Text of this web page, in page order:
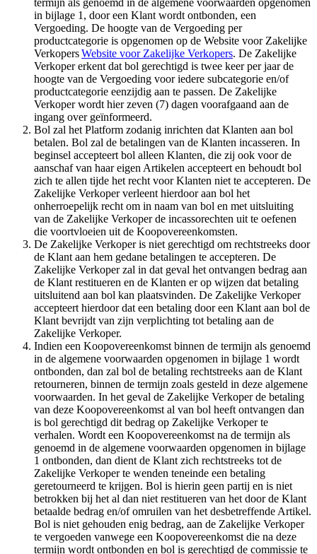
in bijlage 1, door een Klant wordt ontbonden, een
Vergoeding. De hoogte van de Vergoeding per
productcategorie is opgenomen op de Website voor Zakelijke
VerkopersWebsite voor Zakelijke Verkopers. De Zakelijke
Verkoper erkent dat bol gerechtigd is twee keer per jaar de
hoogte van de Vergoeding voor iedere subcategorie en/of
productcategorie eenzijdig aan te passen. De Zakelijke
Verkoper wordt hier zeven (7) dagen voorafgaand aan de
ingang over geïnformeerd.
Bol zal het Platform zodanig inrichten dat Klanten aan bol
betalen. Bol zal de betalingen van de Klanten incasseren. In
beginsel accepteert bol alleen Klanten, die zij ook voor de
aanschaf van haar eigen Artikelen accepteert en behoudt bol
zich te allen tijde het recht voor Klanten niet te accepteren. De
Zakelijke Verkoper verleent hierdoor aan bol het
onherroepelijk recht om in naam van bol en met uitsluiting
van de Zakelijke Verkoper de incassorechten uit te oefenen
die voortvloeien uit de Koopovereenkomsten.
De Zakelijke Verkoper is niet gerechtigd om rechtstreeks door
de Klant aan hem gedane betalingen te accepteren. De
Zakelijke Verkoper zal in dat geval het ontvangen bedrag aan
de Klant restitueren en de Klanten er op wijzen dat betaling
uitsluitend aan bol kan plaatsvinden. De Zakelijke Verkoper
accepteert hierdoor dat een betaling door een Klant aan bol de
Klant bevrijdt van zijn verplichting tot betaling aan de
Zakelijke Verkoper.
Indien een Koopovereenkomst binnen de termijn als genoemd
in de algemene voorwaarden opgenomen in bijlage 1 wordt
ontbonden, dan zal bol de betaling rechtstreeks aan de Klant
retourneren, binnen de termijn zoals gesteld in deze algemene
voorwaarden. In het geval de Zakelijke Verkoper de betaling
van deze Koopovereenkomst al van bol heeft ontvangen dan
is bol gerechtigd dit bedrag op Zakelijke Verkoper te
verhalen. Wordt een Koopovereenkomst na de termijn als
genoemd in de algemene voorwaarden opgenomen in bijlage
1 ontbonden, dan dient de Klant zich rechtstreeks tot de
Zakelijke Verkoper te wenden teneinde een betaling
geretourneerd te krijgen. Bol is hierin geen partij en is niet
betrokken bij het al dan niet restitueren van het door de Klant
betaalde bedrag en/of omruilen van het desbetreffende Artikel.
Bol is niet gehouden enig bedrag, aan de Zakelijke Verkoper
te vergoeden vanwege een Koopovereenkomst die na deze
termijn wordt ontbonden en bol is gerechtigd de commissie te